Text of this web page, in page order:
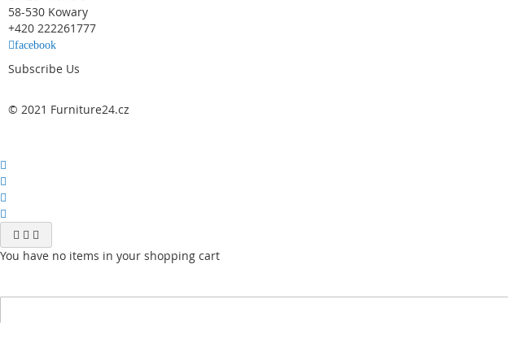
58-530 Kowary
+420 222261777
facebook
Subscribe Us
© 2021 Furniture24.cz
You have no items in your shopping cart